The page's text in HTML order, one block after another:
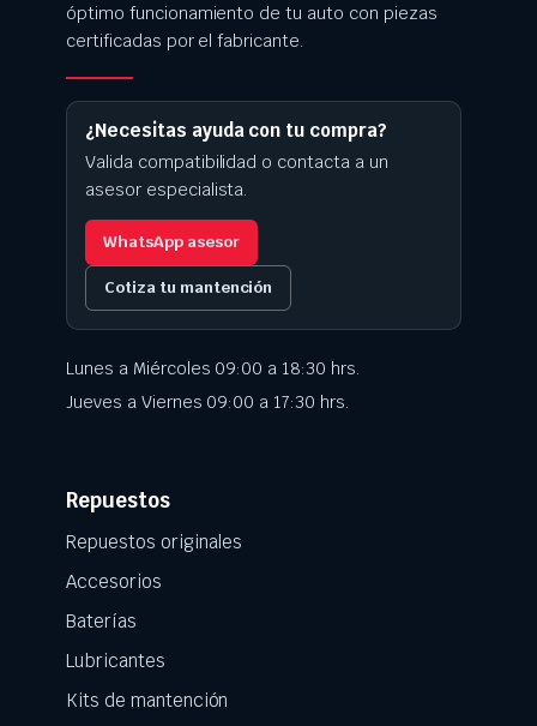
óptimo funcionamiento de tu auto con piezas
certificadas por el fabricante.
¿Necesitas ayuda con tu compra?
Valida compatibilidad o contacta a un
asesor especialista.
WhatsApp asesor
Cotiza tu mantención
Lunes a Miércoles 09:00 a 18:30 hrs.
Jueves a Viernes 09:00 a 17:30 hrs.
Repuestos
Repuestos originales
Accesorios
Baterías
Lubricantes
Kits de mantención